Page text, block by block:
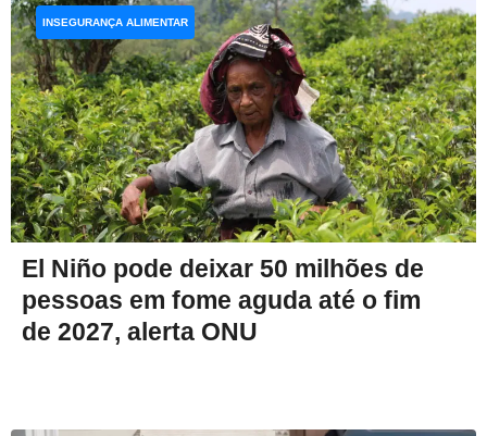
El Niño pode deixar 50 milhões de
pessoas em fome aguda até o fim
de 2027, alerta ONU
INSEGURANÇA ALIMENTAR